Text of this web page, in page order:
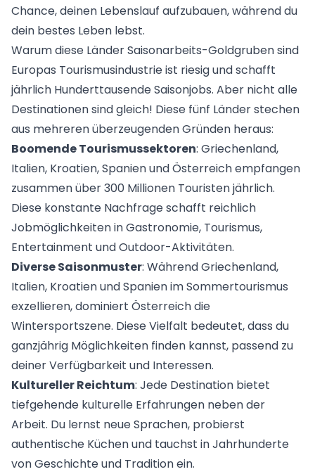
Chance, deinen Lebenslauf aufzubauen, während du
dein bestes Leben lebst.
Warum diese Länder Saisonarbeits-Goldgruben sind
Europas Tourismusindustrie ist riesig und schafft
jährlich Hunderttausende Saisonjobs. Aber nicht alle
Destinationen sind gleich! Diese fünf Länder stechen
aus mehreren überzeugenden Gründen heraus:
Boomende Tourismussektoren: Griechenland,
Italien, Kroatien, Spanien und Österreich empfangen
zusammen über 300 Millionen Touristen jährlich.
Diese konstante Nachfrage schafft reichlich
Jobmöglichkeiten in Gastronomie, Tourismus,
Entertainment und Outdoor-Aktivitäten.
Diverse Saisonmuster: Während Griechenland,
Italien, Kroatien und Spanien im Sommertourismus
exzellieren, dominiert Österreich die
Wintersportszene. Diese Vielfalt bedeutet, dass du
ganzjährig Möglichkeiten finden kannst, passend zu
deiner Verfügbarkeit und Interessen.
Kultureller Reichtum: Jede Destination bietet
tiefgehende kulturelle Erfahrungen neben der
Arbeit. Du lernst neue Sprachen, probierst
authentische Küchen und tauchst in Jahrhunderte
von Geschichte und Tradition ein.